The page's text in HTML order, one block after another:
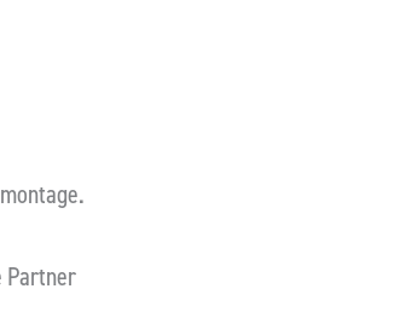
Partner